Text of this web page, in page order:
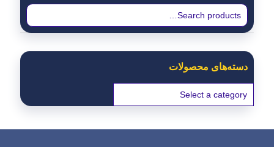
دسته‌های محصولات